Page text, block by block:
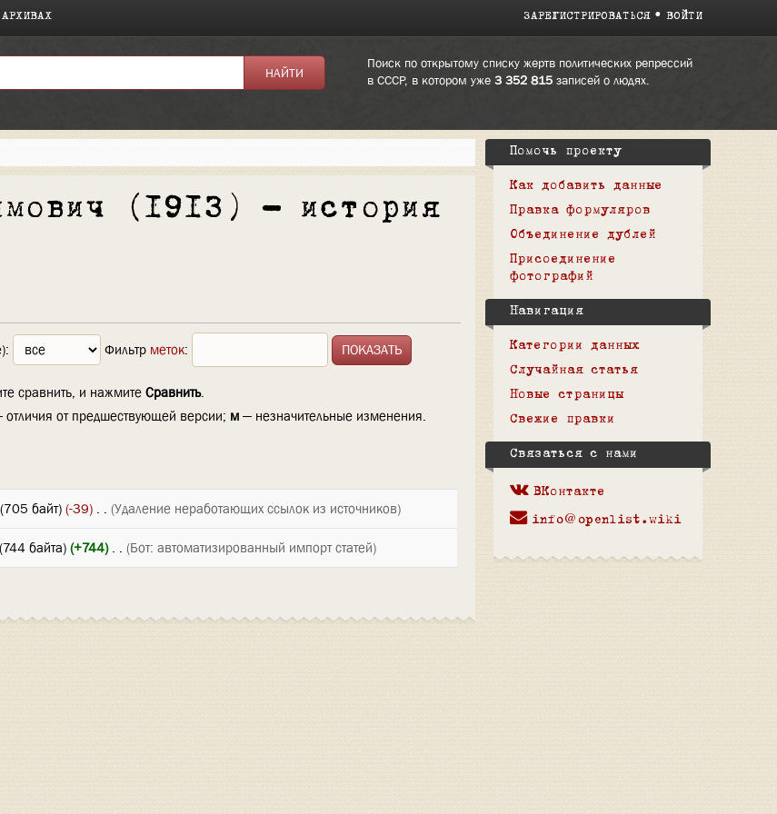
ЗАРЕГИСТРИРОВАТЬСЯ ВОЙТИ
Поиск по открытому списку жертв политических репрессий
в СССР, в котором уже 3 352 815записей о людях.
(1913) — история
Фильтр меток:
сравнить, и нажмите Сравнить.
от предшествующей версии; м — незначительные изменения.
(705 байт) (-39) . . (Удаление неработающих ссылок из источников)
(744 байта) (+744)‎ . . (Бот: автоматизированный импорт статей)
Помочь проекту
Как добавить данные
Правка формуляров
Объединение дублей
Присоединение
фотографий
Навигация
Категории данных
Случайная статья
Новые страницы
Свежие правки
Связаться с нами
ВКонтакте
info@openlist.wiki